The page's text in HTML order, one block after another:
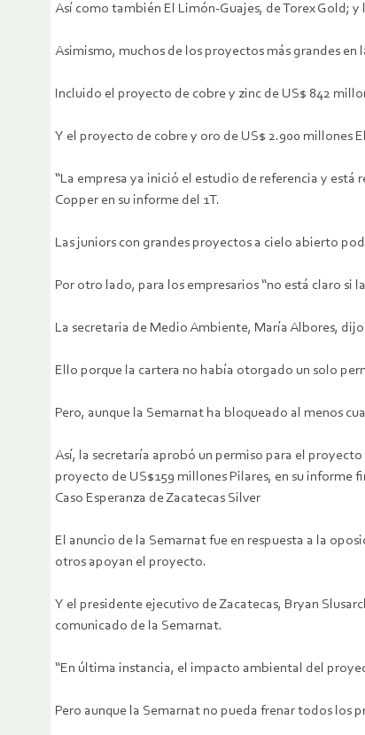
Así como también El Limón-Guajes, de Torex Gold;
Asimismo, muchos de los proyectos más grandes
Incluido el proyecto de cobre y zinc de US$ 842
Y el proyecto de cobre y oro de US$ 2.900 millones
“La empresa ya inició el estudio de referencia y
Copper en su informe del 1T.
Las juniors con grandes proyectos a cielo abierto
Por otro lado, para los empresarios “no está claro
La secretaria de Medio Ambiente, María Albores,
Ello porque la cartera no había otorgado un solo
Pero, aunque la Semarnat ha bloqueado al menos
Así, la secretaría aprobó un permiso para el
proyecto de US$159 millones Pilares, en su informe
Caso Esperanza de Zacatecas Silver
El anuncio de la Semarnat fue en respuesta a la
otros apoyan el proyecto.
Y el presidente ejecutivo de Zacatecas, Bryan
comunicado de la Semarnat.
“En última instancia, el impacto ambiental del
Pero aunque la Semarnat no pueda frenar todos los